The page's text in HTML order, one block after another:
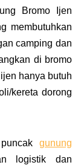
Bromo Ijen
membutuhkan
camping dan
di bromo
hanya butuh
kereta dorong
gunung
logistik dan